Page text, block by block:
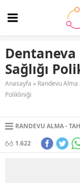
Dentaneva
Sağlığı
Anasayfa » Randevu Alma
Polikliniği
RANDEVU ALMA
1.622